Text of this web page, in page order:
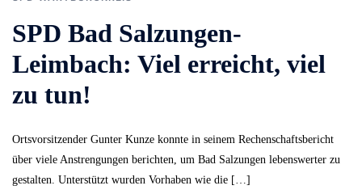
SPD Bad Salzungen-
Leimbach: Viel erreicht, viel
zu tun!
Ortsvorsitzender Gunter Kunze konnte in seinem Rechenschaftsbericht
über viele Anstrengungen berichten, um Bad Salzungen lebenswerter zu
gestalten. Unterstützt wurden Vorhaben wie die […]